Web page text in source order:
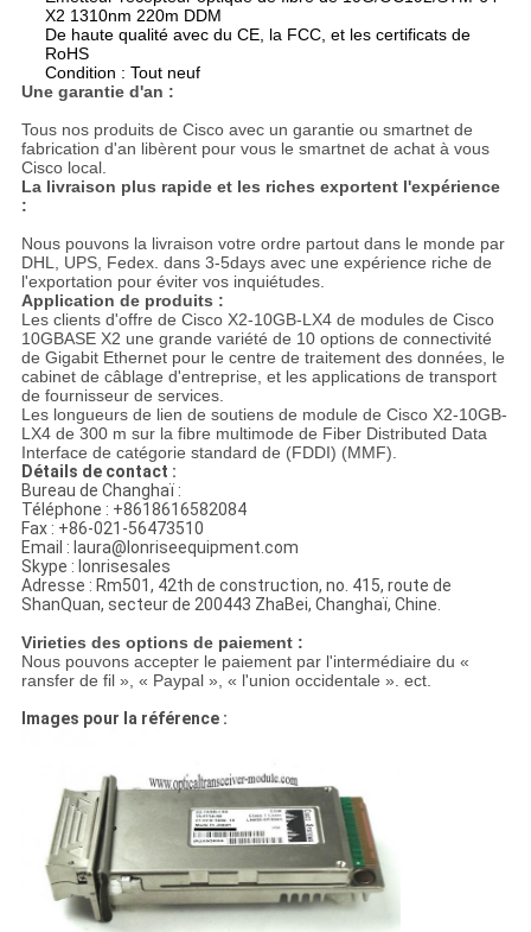
X2 1310nm 220m DDM
De haute qualité avec du CE, la FCC, et les certificats de
RoHS
Condition : Tout neuf
Une garantie d'an :
Tous nos produits de Cisco avec un garantie ou smartnet de
fabrication d'an libèrent pour vous le smartnet de achat à vous
Cisco local.
La livraison plus rapide et les riches exportent l'expérience
:
Nous pouvons la livraison votre ordre partout dans le monde par
DHL, UPS, Fedex. dans 3-5days avec une expérience riche de
l'exportation pour éviter vos inquiétudes.
Application de produits :
Les clients d'offre de Cisco X2-10GB-LX4 de modules de Cisco
10GBASE X2 une grande variété de 10 options de connectivité
de Gigabit Ethernet pour le centre de traitement des données, le
cabinet de câblage d'entreprise, et les applications de transport
de fournisseur de services.
Les longueurs de lien de soutiens de module de Cisco X2-10GB-
LX4 de 300 m sur la fibre multimode de Fiber Distributed Data
Interface de catégorie standard de (FDDI) (MMF).
Détails de contact :
Bureau de Changhaï :
Téléphone : +8618616582084
Fax : +86-021-56473510
Email : laura@lonriseequipment.com
Skype : lonrisesales
Adresse : Rm501, 42th de construction, no. 415, route de
ShanQuan, secteur de 200443 ZhaBei, Changhaï, Chine.
Virieties des options de paiement :
Nous pouvons accepter le paiement par l'intermédiaire du «
ransfer de fil », « Paypal », « l'union occidentale ». ect.
Images pour la référence :